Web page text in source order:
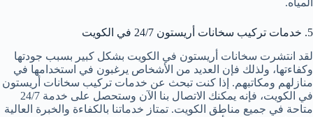
المياه.
5. خدمات تركيب سخانات أريستون 24/7 في الكويت
لقد انتشرت سخانات أريستون في الكويت بشكل كبير بسبب جودتها
وكفاءتها، ولذلك فإن العديد من الأشخاص يرغبون في استخدامها في
منازلهم ومكاتبهم. إذا كنت تبحث عن خدمات تركيب سخانات أريستون
في الكويت، فإنه يمكنك الاتصال بنا الآن وستحصل على خدمة 24/7
متاحة في جميع مناطق الكويت. تمتاز خدماتنا بالكفاءة والخبرة العالية